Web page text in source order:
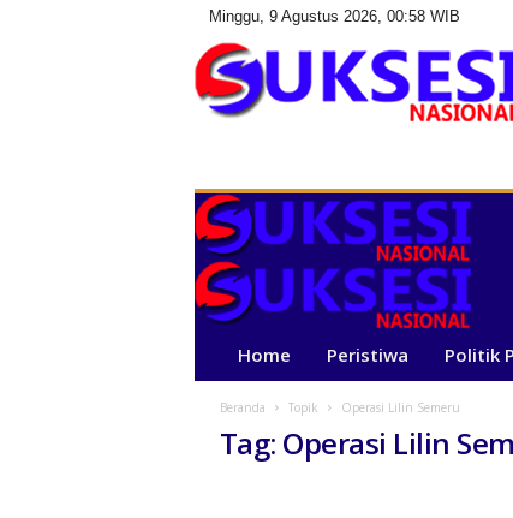
Minggu, 9 Agustus 2026, 00:58 WIB
s
e
i
N
i
Home Peristiwa Politik
Beranda Topik Operasi Lilin Semeru
Tag: Operasi Lilin